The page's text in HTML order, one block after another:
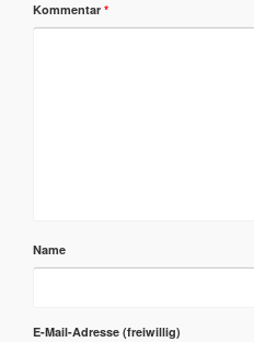
Kommentar *
Name
E-Mail-Adresse